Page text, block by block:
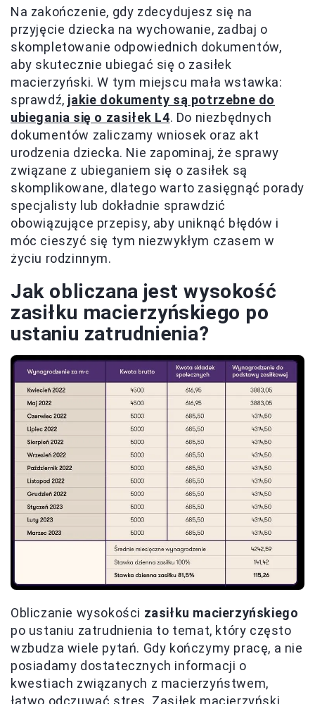
Na zakończenie, gdy zdecydujesz się na
przyjęcie dziecka na wychowanie, zadbaj o
skompletowanie odpowiednich dokumentów,
aby skutecznie ubiegać się o zasiłek
macierzyński. W tym miejscu mała wstawka:
sprawdź, jakie dokumenty są potrzebne do
ubiegania się o zasiłek L4. Do niezbędnych
dokumentów zaliczamy wniosek oraz akt
urodzenia dziecka. Nie zapominaj, że sprawy
związane z ubieganiem się o zasiłek są
skomplikowane, dlatego warto zasięgnąć porady
specjalisty lub dokładnie sprawdzić
obowiązujące przepisy, aby uniknąć błędów i
móc cieszyć się tym niezwykłym czasem w
życiu rodzinnym.
Jak obliczana jest wysokość
zasiłku macierzyńskiego po
ustaniu zatrudnienia?
Obliczanie wysokości zasiłku macierzyńskiego
po ustaniu zatrudnienia to temat, który często
wzbudza wiele pytań. Gdy kończymy pracę, a nie
posiadamy dostatecznych informacji o
kwestiach związanych z macierzyństwem,